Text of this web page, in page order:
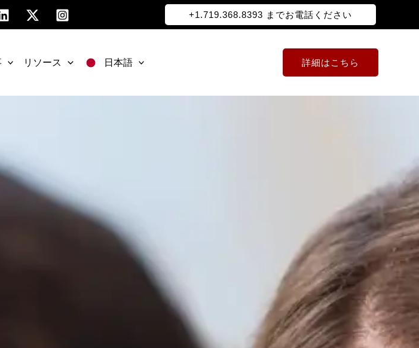
+1.719.368.8393 までお電話ください
リソース 日本語 詳細はこちら